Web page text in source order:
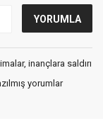
inançlara saldırı
yorumlar